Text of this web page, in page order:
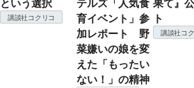
講談社コクリコ
育イベント」参
加レポート 野
菜嫌いの娘を変
えた「もったい
ない！」の精神
ト
講談社コ